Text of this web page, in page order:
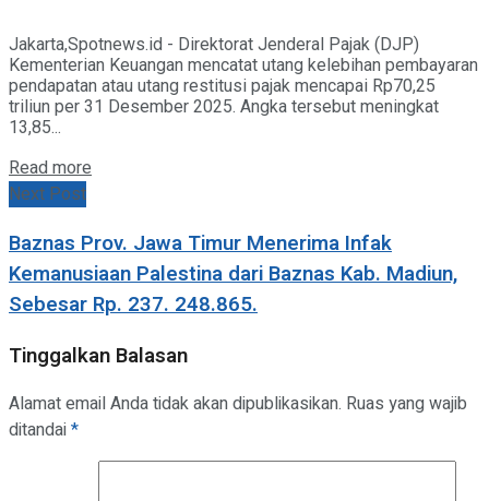
Jakarta,Spotnews.id - Direktorat Jenderal Pajak (DJP)
Kementerian Keuangan mencatat utang kelebihan pembayaran
pendapatan atau utang restitusi pajak mencapai Rp70,25
triliun per 31 Desember 2025. Angka tersebut meningkat
13,85...
Read more
Next Post
Baznas Prov. Jawa Timur Menerima Infak
Kemanusiaan Palestina dari Baznas Kab. Madiun,
Sebesar Rp. 237. 248.865.
Tinggalkan Balasan
Alamat email Anda tidak akan dipublikasikan. Ruas yang wajib
ditandai*